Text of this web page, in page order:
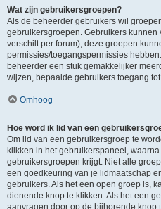
Wat zijn gebruikersgroepen?
Als de beheerder gebruikers wil
gebruikersgroepen. Gebruikers
verschilt per forum), deze groepen
permissies/toegangspermissies
beheerder een stuk gemakkelijker
wijzen, bepaalde gebruikers toegang
Omhoog
Hoe word ik lid van een
Om lid van een gebruikersgroep te
klikken in het gebruikerspaneel,
gebruikersgroepen krijgt. Niet alle
een goedkeuring van je lidmaatschap
gebruikers. Als het een open groep is,
dienende knop te klikken. Als het een
aanvragen door op de bijhorende knop